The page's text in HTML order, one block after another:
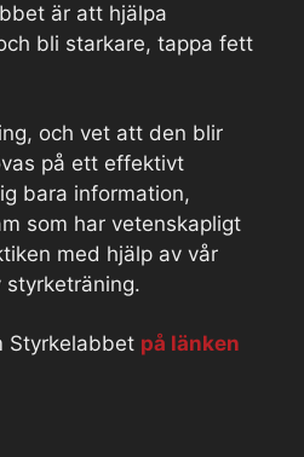
är att hjälpa
bli starkare, tappa fett
och vet att den blir
på ett effektivt
bara information,
som har vetenskapligt
med hjälp av vår
styrketräning.
Styrkelabbet på länken